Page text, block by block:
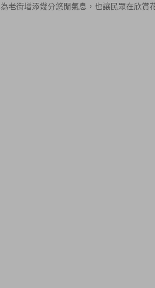
老街增添幾分悠閒氣息，也讓民眾在欣